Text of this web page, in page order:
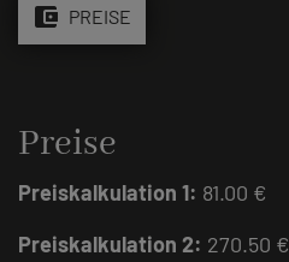
account_balance_wallet PREISE
Preise
Preiskalkulation 1: 81.00 €
Preiskalkulation 2: 270.50 €